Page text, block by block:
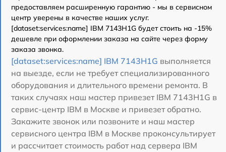
предоставляем расширенную гарантию - мы в сервисном
центр уверены в качестве наших услуг.
[dataset:services:name] IBM 7143H1G будет стоить на -15%
дешевле при оформлении заказа на сайте через форму
заказа звонка.
[dataset:services:name] IBM 7143H1G выполняется
на выезде, если не требует специализированного
оборудования и длительного времени ремонта. В
таких случаях наш мастер привезет IBM 7143H1G в
сервис-центр IBM в Москве и привезет обратно.
Закажите звонок или позвоните и наш мастер
сервисного центра IBM в Москве проконсультирует
и рассчитает стоимость работ над сервера IBM